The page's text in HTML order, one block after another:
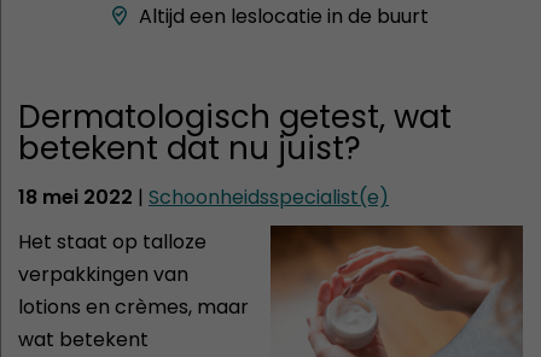
Altijd een leslocatie in de buurt
Dermatologisch getest, wat
betekent dat nu juist?
18 mei 2022 | Schoonheidsspecialist(e)
Het staat op talloze
verpakkingen van
lotions en crèmes, maar
wat betekent